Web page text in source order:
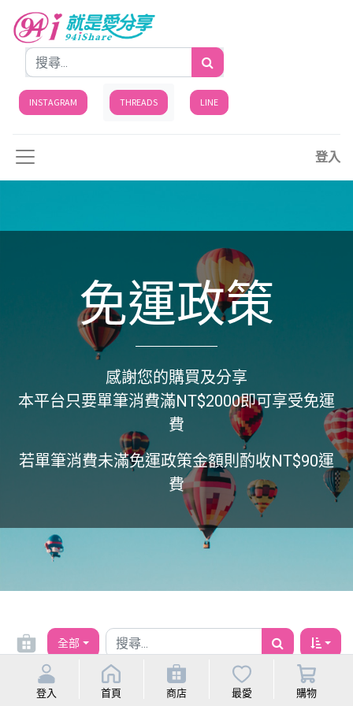
登入
INSTAGRAM THREADS LINE
免運政策
感謝您的購買及分享
本平台只要單筆消費滿NT$2000即可享受免運
費
若單筆消費未滿免運政策金額則酌收NT$90運
費
全部
登入 首頁 商店 最愛 購物